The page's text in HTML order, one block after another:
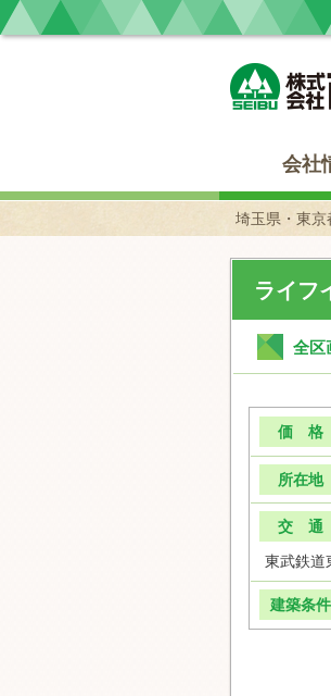
会社
埼玉県・東京
ライフ
全区
価 格
所在地
交 通
東武鉄道
建築条件